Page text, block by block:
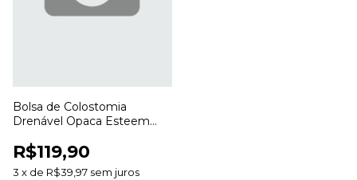
Bolsa de Colostomia
Drenável Opaca Esteem
Estomias
R$119,90
3 x de R$39,97 sem juros